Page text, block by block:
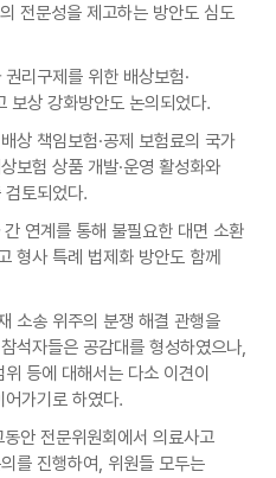
전문성을 제고하는 방안도 심도
리구제를 위한 배상보험·
보상 강화방안도 논의되었다.
상 책임보험·공제 보험료의 국가
보험 상품 개발·운영 활성화와
토되었다.
연계를 통해 불필요한 대면 소환
형사 특례 법제화 방안도 함께
소송 위주의 분쟁 해결 관행을
석자들은 공감대를 형성하였으나,
등에 대해서는 다소 이견이
가기로 하였다.
안 전문위원회에서 의료사고
를 진행하여, 위원들 모두는